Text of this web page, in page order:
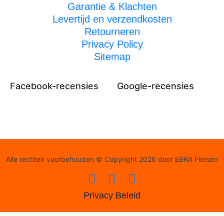
Garantie & Klachten
Levertijd en verzendkosten
Retourneren
Privacy Policy
Sitemap
Facebook-recensies Google-recensies
Alle rechten voorbehouden © Copyright 2026 door EBRA Fietsen
Privacy Beleid